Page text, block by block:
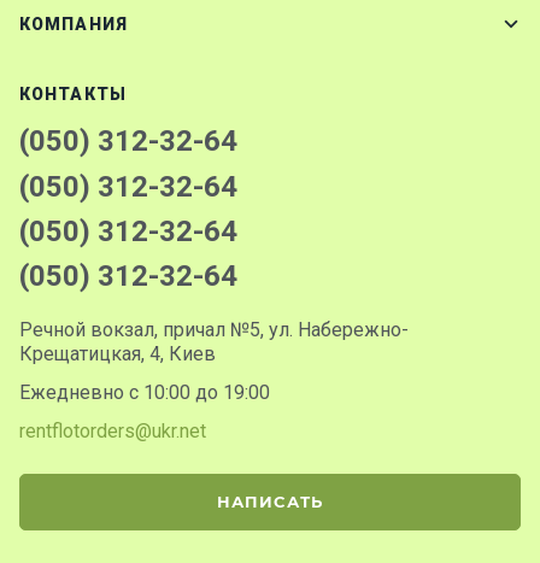
КОМПАНИЯ
КОНТАКТЫ
(050) 312-32-64
(050) 312-32-64
(050) 312-32-64
(050) 312-32-64
Речной вокзал, причал №5, ул. Набережно-
Крещатицкая, 4, Киев
Ежедневно с 10:00 до 19:00
rentflotorders@ukr.net
НАПИСАТЬ